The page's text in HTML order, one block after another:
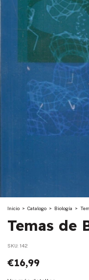
Inicio > Catalogo > Biología >
Temas de
SKU: 142
€16,99